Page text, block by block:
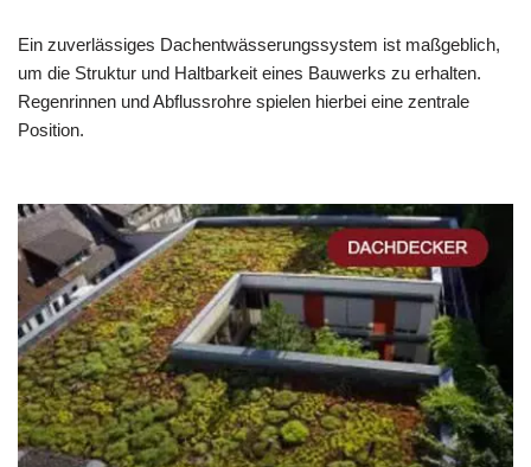
Ein zuverlässiges Dachentwässerungssystem ist maßgeblich,
um die Struktur und Haltbarkeit eines Bauwerks zu erhalten.
Regenrinnen und Abflussrohre spielen hierbei eine zentrale
Position.